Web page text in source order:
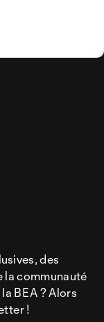
des
la communauté
BEA ? Alors
!